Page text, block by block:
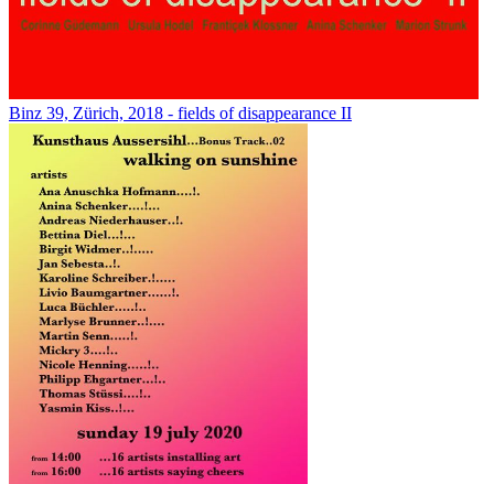
Binz 39, Zürich, 2018 - fields of disappearance II